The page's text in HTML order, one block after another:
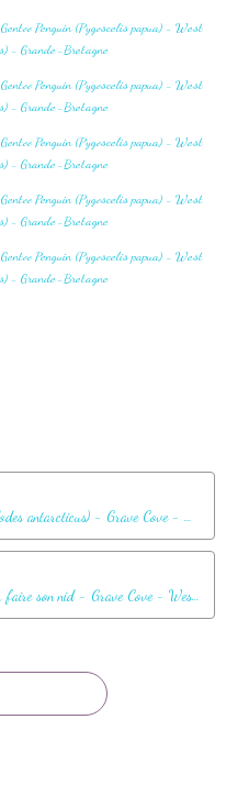
Cinclode fuligineux, Blackish Cinclodes (Cinclodes antarcticus) - Grave Cove - West Falkland (Malvinas, Malouines) - Grande-Bretagne
Ce Manchot papou ramasse des cailloux pour faire son nid - Grave Cove - West Falkland (Malvinas, Malouines) - Grande-Bretagne